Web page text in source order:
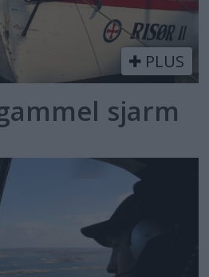
PLUS
sjarm